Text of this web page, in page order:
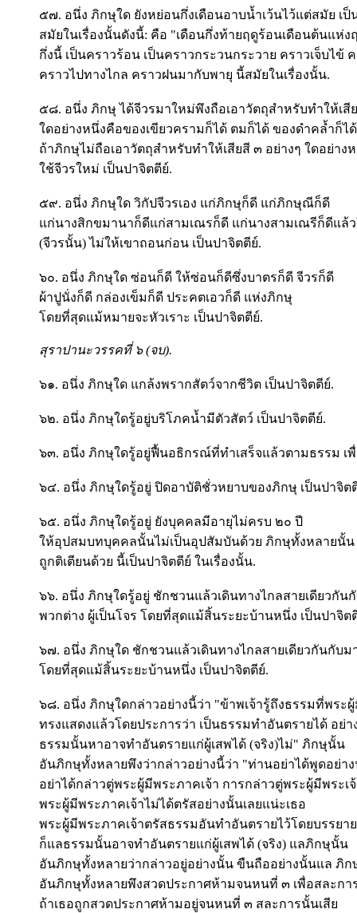
๕๗. อนึ่ง ภิกษุใด ยังหย่อนกึ่งเดือนอาบน้ำเว้นไว้แต่สมัย เป็
สมัยในเรื่องนั้นดังนี้: คือ "เดือนกึ่งท้ายฤดูร้อนเดือนต้นแห่ง
กึ่งนี้ เป็นคราวร้อน เป็นคราวกระวนกระวาย คราวเจ็บไข้
คราวไปทางไกล คราวฝนมากับพายุ นี้สมัยในเรื่องนั้น.
๕๘. อนึ่ง ภิกษุ ได้จีวรมาใหม่พึงถือเอาวัตถุสำหรับทำให้เสี
ใดอย่างหนึ่งคือของเขียวครามก็ได้ ตมก็ได้ ของดำคล้ำก็ได้
ถ้าภิกษุไม่ถือเอาวัตถุสำหรับทำให้เสียสี ๓ อย่างๆ ใดอย่าง
ใช้จีวรใหม่ เป็นปาจิตตีย์.
๕๙. อนึ่ง ภิกษุใด วิกัปจีวรเอง แก่ภิกษุก็ดี แก่ภิกษุณีก็ดี
แก่นางสิกขมานาก็ดีแก่สามเณรก็ดี แก่นางสามเณรีก็ดีแล้
(จีวรนั้น) ไม่ให้เขาถอนก่อน เป็นปาจิตตีย์.
๖๐. อนึ่ง ภิกษุใด ซ่อนก็ดี ให้ซ่อนก็ดีซึ่งบาตรก็ดี จีวรก็ดี
ผ้าปูนั่งก็ดี กล่องเข็มก็ดี ประคตเอวก็ดี แห่งภิกษุ
โดยที่สุดแม้หมายจะหัวเราะ เป็นปาจิตตีย์.
สุราปานะวรรคที่ ๖ (จบ).
๖๑. อนึ่ง ภิกษุใด แกล้งพรากสัตว์จากชีวิต เป็นปาจิตตีย์.
๖๒. อนึ่ง ภิกษุใดรู้อยู่บริโภคน้ำมีตัวสัตว์ เป็นปาจิตตีย์.
๖๓. อนึ่ง ภิกษุใดรู้อยู่ฟื้นอธิกรณ์ที่ทำเสร็จแล้วตามธรรม เ
๖๔. อนึ่ง ภิกษุใดรู้อยู่ ปิดอาบัติชั่วหยาบของภิกษุ เป็นปาจิต
๖๕. อนึ่ง ภิกษุใดรู้อยู่ ยังบุคคลมีอายุไม่ครบ ๒๐ ปี
ให้อุปสมบทบุคคลนั้นไม่เป็นอุปสัมบันด้วย ภิกษุทั้งหลายนั้น
ถูกติเตียนด้วย นี้เป็นปาจิตตีย์ ในเรื่องนั้น.
๖๖. อนึ่ง ภิกษุใดรู้อยู่ ชักชวนแล้วเดินทางไกลสายเดียวกัน
พวกต่าง ผู้เป็นโจร โดยที่สุดแม้สิ้นระยะบ้านหนึ่ง เป็นปาจิต
๖๗. อนึ่ง ภิกษุใด ชักชวนแล้วเดินทางไกลสายเดียวกันกับม
โดยที่สุดแม้สิ้นระยะบ้านหนึ่ง เป็นปาจิตตีย์.
๖๘. อนึ่ง ภิกษุใดกล่าวอย่างนี้ว่า "ข้าพเจ้ารู้ถึงธรรมที่พระ
ทรงแสดงแล้วโดยประการว่า เป็นธรรมทำอันตรายได้ อย่า
ธรรมนั้นหาอาจทำอันตรายแก่ผู้เสพได้ (จริง)ไม่" ภิกษุนั้น
อันภิกษุทั้งหลายพึงว่ากล่าวอย่างนี้ว่า "ท่านอย่าได้พูดอย่า
อย่าได้กล่าวตู่พระผู้มีพระภาคเจ้า การกล่าวตู่พระผู้มีพระเ
พระผู้มีพระภาคเจ้าไม่ได้ตรัสอย่างนั้นเลยแน่ะเธอ
พระผู้มีพระภาคเจ้าตรัสธรรมอันทำอันตรายไว้โดยบรรยา
ก็แลธรรมนั้นอาจทำอันตรายแก่ผู้เสพได้ (จริง) แลภิกษุนั้น
อันภิกษุทั้งหลายว่ากล่าวอยู่อย่างนั้น ขืนถืออย่างนั้นแล ภิ
อันภิกษุทั้งหลายพึงสวดประกาศห้ามจนหนที่ ๓ เพื่อสละกา
ถ้าเธอถูกสวดประกาศห้ามอยู่จนหนที่ ๓ สละการนั้นเสีย